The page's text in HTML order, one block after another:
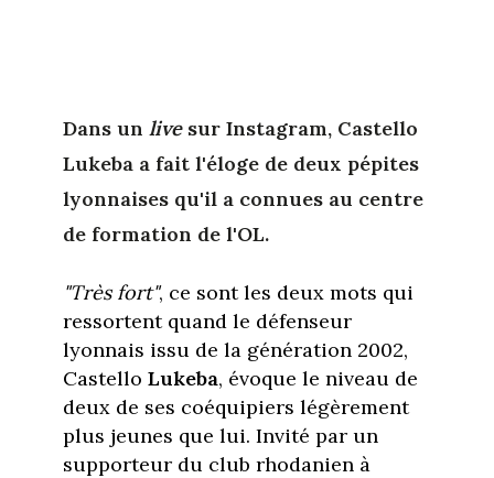
Dans un livesur Instagram, Castello
Lukeba a fait l'éloge de deux pépites
lyonnaises qu'il a connues au centre
de formation de l'OL.
"Très fort", ce sont les deux mots qui
ressortent quand le défenseur
lyonnais issu de la génération 2002,
Castello Lukeba, évoque le niveau de
deux de ses coéquipiers légèrement
plus jeunes que lui. Invité par un
supporteur du club rhodanien à